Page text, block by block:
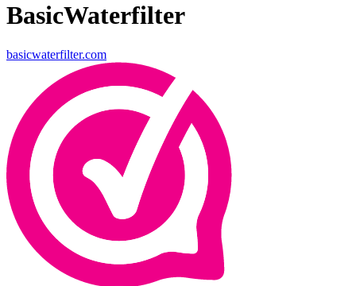
BasicWaterfilter
basicwaterfilter.com